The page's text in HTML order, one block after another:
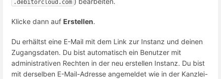
.debitorcloud.com
Klicke dann auf Erstellen.
Du erhältst eine E-Mail mit dem Link zur Instanz und deinen
Zugangsdaten. Du bist automatisch ein Benutzer mit
administrativen Rechten in der neu erstellen Instanz. Du bist
mit derselben E-Mail-Adresse angemeldet wie in der Kanzlei-